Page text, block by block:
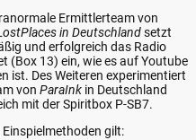
Ermittlerteam von
in Deutschlandsetzt
und erfolgreich das Radio
(Box 13) ein, wie es auf Youtube
ist. Des Weiteren experimentiert
von ParaInk in Deutschland
mit der Spiritbox P-SB7.
Einspielmethoden gilt: